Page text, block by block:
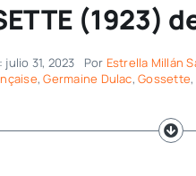
(1923)
31, 2023 Por Estrella Millán
,Germaine Dulac,Gossette,